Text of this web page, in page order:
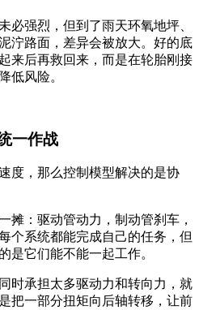
必强烈，但到了雨天环氧地坪、
泞路面，差异会被放大。好的底
来后再救回来，而是在轮胎刚接
低风险。
一作战
度，那么控制模型解决的是协
摊：驱动管动力，制动管刹车，
个系统都能完成自己的任务，但
是它们能不能一起工作。
时承担太多驱动力和转向力，就
把一部分扭矩向后轴转移，让前